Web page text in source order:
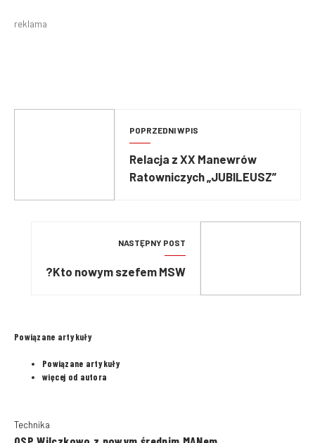
reklama
POPRZEDNI WPIS
Relacja z XX Manewrów
Ratowniczych „JUBILEUSZ”
NASTĘPNY POST
Kto nowym szefem MSW?
Powiązane artykuły
Powiązane artykuły
więcej od autora
Technika